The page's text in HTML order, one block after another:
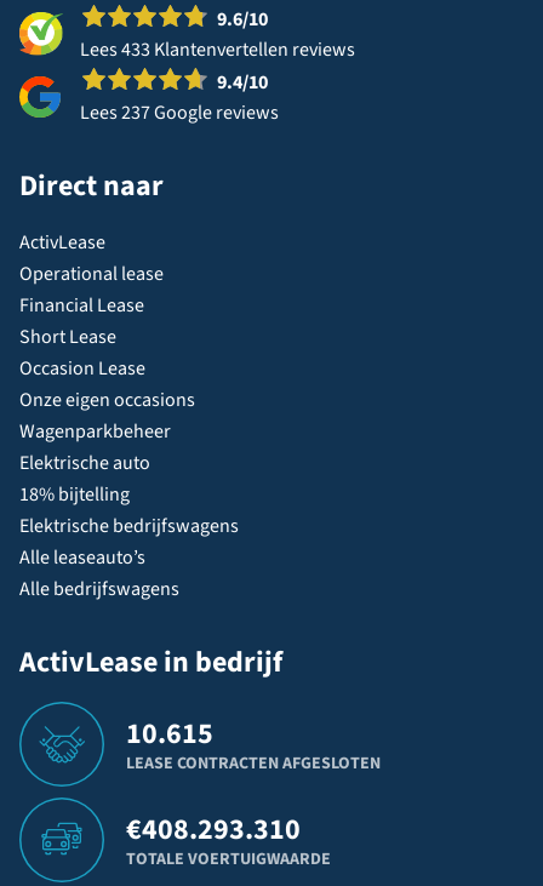
9.6/10
Lees 433 Klantenvertellen reviews
9.4/10
Lees 237 Google reviews
Direct naar
ActivLease
Operational lease
Financial Lease
Short Lease
Occasion Lease
Onze eigen occasions
Wagenparkbeheer
Elektrische auto
18% bijtelling
Elektrische bedrijfswagens
Alle leaseauto’s
Alle bedrijfswagens
ActivLease in bedrijf
10.615
LEASE CONTRACTEN AFGESLOTEN
€408.293.310
TOTALE VOERTUIGWAARDE